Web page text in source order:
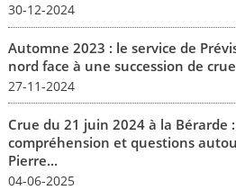
30-12-2024
Automne 2023 : le service de
nord face à une succession de
27-11-2024
Crue du 21 juin 2024 à la Bérarde
compréhension et questions
Pierre...
04-06-2025